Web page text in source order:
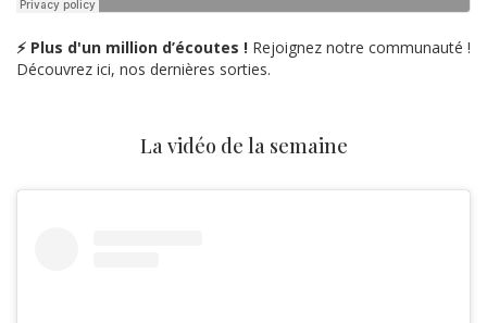
⚡ Plus d'un million d’écoutes ! Rejoignez notre communauté !
Découvrez ici, nos dernières sorties.
La vidéo de la semaine